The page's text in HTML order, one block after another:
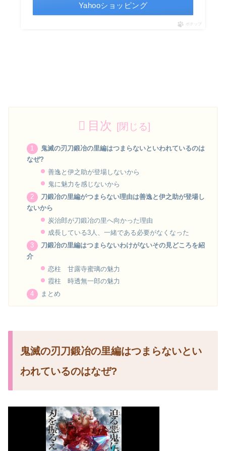
Yahooショッピング
ポチップ
目次
鬼滅の刃刀鍛冶の里編はつまらないといわれているのは
なぜ?
善逸と伊之助が登場しないから
鬼に魅力を感じないから
刀鍛冶の里編がつまらない理由は善逸と伊之助が登場し
ないから
炭治郎が刀鍛冶の里へ向かった理由
成長している3人、一緒である必要がなくなった
刀鍛冶の里編はつまらないわけがないその見どころを紹
介
恋柱 甘露寺蜜璃の魅力
霞柱 時透無一郎の魅力
まとめ
鬼滅の刃刀鍛冶の里編はつまらないとい
われているのはなぜ?